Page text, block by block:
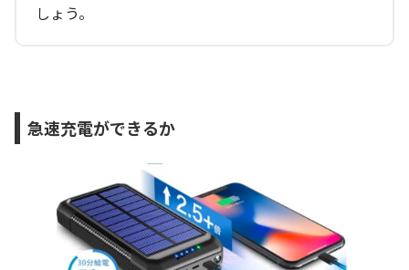
しょう。
急速充電ができるか